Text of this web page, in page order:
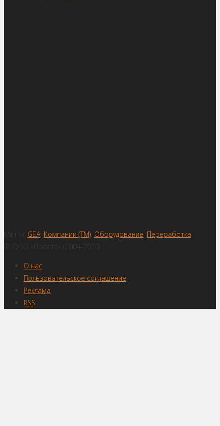
Метки: GEA, Компании (ТМ) Оборудование Переработка
© ООО «Просто» (2004-2020)
О нас
Пользовательское соглашение
Реклама
RSS